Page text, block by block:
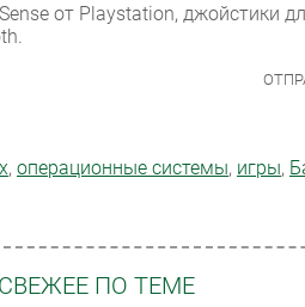
от Playstation, джойстики
, операционные системы, игры,
СВЕЖЕЕ ПО ТЕМЕ